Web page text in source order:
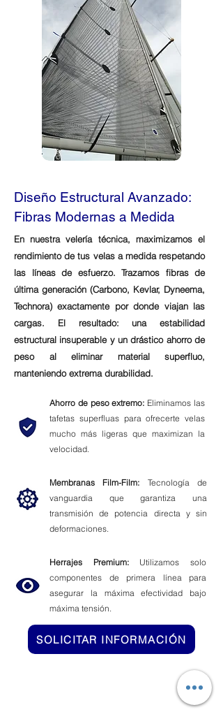
Diseño Estructural Avanzado:
Fibras Modernas a Medida
En nuestra velería técnica, maximizamos el
rendimiento de tus velas a medida respetando
las líneas de esfuerzo. Trazamos fibras de
última generación (Carbono, Kevlar, Dyneema,
Technora) exactamente por donde viajan las
cargas. El resultado: una estabilidad
estructural insuperable y un drástico ahorro de
peso al eliminar material superfluo,
manteniendo extrema durabilidad.
Ahorro de peso extremo: Eliminamos las
tafetas superfluas para ofrecerte velas
mucho más ligeras que maximizan la
velocidad.
Membranas Film-Film: Tecnología de
vanguardia que garantiza una
transmisión de potencia directa y sin
deformaciones.
Herrajes Premium: Utilizamos solo
componentes de primera línea para
asegurar la máxima efectividad bajo
máxima tensión.
SOLICITAR INFORMACIÓN